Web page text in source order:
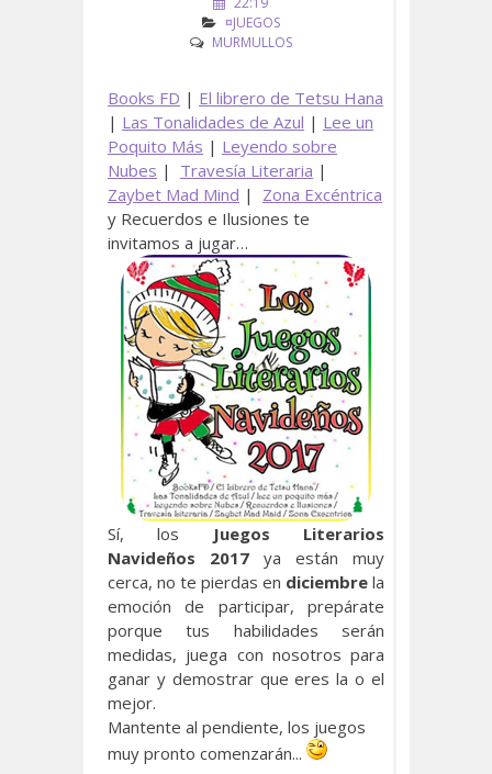
¤JUEGOS
MURMULLOS
Books FD | El librero de Tetsu Hana
| Las Tonalidades de Azul | Lee un
Poquito Más | Leyendo sobre
Nubes | Travesía Literaria |
Zaybet Mad Mind | Zona Excéntrica
y Recuerdos e Ilusiones te
invitamos a jugar…
Sí, los
Juegos Literarios
Navideños 2017 ya están muy
cerca, no te pierdas en diciembre la
emoción de participar, prepárate
porque tus habilidades serán
medidas, juega con nosotros para
ganar y demostrar que eres la o el
mejor.
Mantente al pendiente, los juegos
muy pronto comenzarán...